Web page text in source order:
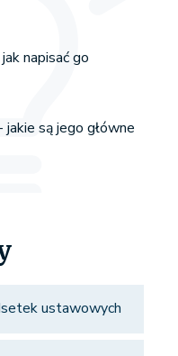
napisać go
są jego główne
ustawowych